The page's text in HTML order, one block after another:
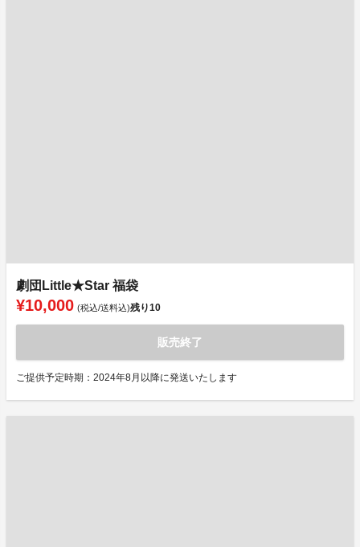
劇団Little★Star 福袋
¥10,000 (税込/送料込)残り10
販売終了
ご提供予定時期：2024年8月以降に発送いたします